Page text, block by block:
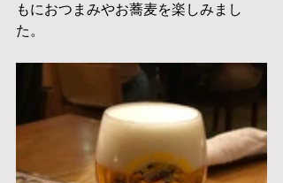
もにおつまみやお蕎麦を楽しみまし
た。